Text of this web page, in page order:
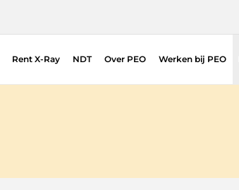
Rent X-Ray NDT Over PEO Werken bij PEO